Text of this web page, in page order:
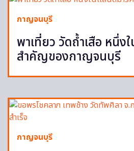
กาญจนบุรี
พาเที่ยว วัดถํ้าเสือ หนึ่ง
สำคัญของกาญจนบุรี
กาญจนบุรี